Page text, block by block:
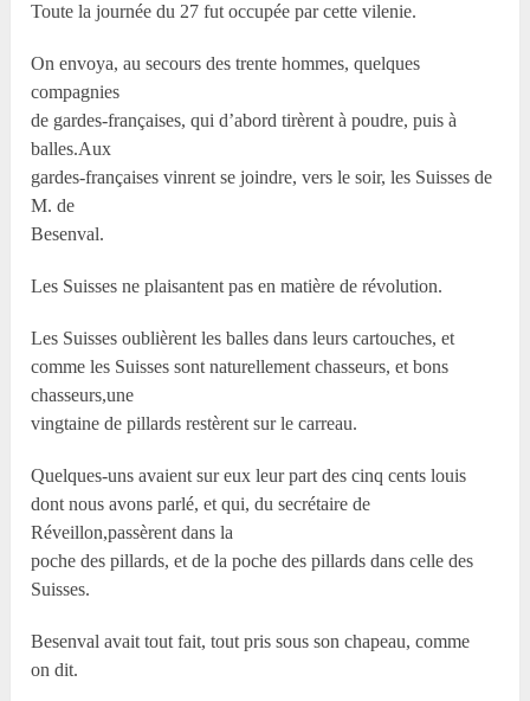
Toute la journée du 27 fut occupée par cette vilenie.
On envoya, au secours des trente hommes, quelques
compagnies
de gardes-françaises, qui d’abord tirèrent à poudre, puis à
balles.Aux
gardes-françaises vinrent se joindre, vers le soir, les Suisses de
M. de
Besenval.
Les Suisses ne plaisantent pas en matière de révolution.
Les Suisses oublièrent les balles dans leurs cartouches, et
comme les Suisses sont naturellement chasseurs, et bons
chasseurs,une
vingtaine de pillards restèrent sur le carreau.
Quelques-uns avaient sur eux leur part des cinq cents louis
dont nous avons parlé, et qui, du secrétaire de
Réveillon,passèrent dans la
poche des pillards, et de la poche des pillards dans celle des
Suisses.
Besenval avait tout fait, tout pris sous son chapeau, comme
on dit.